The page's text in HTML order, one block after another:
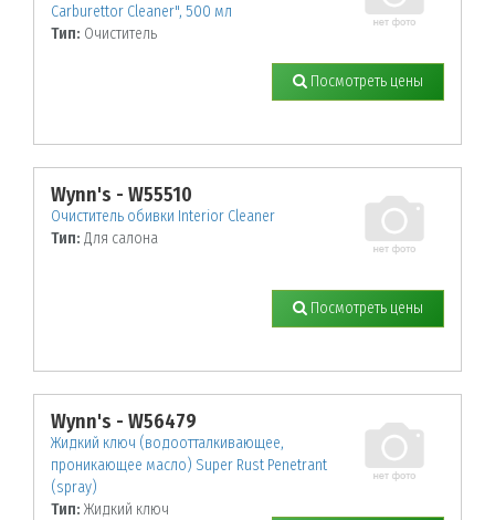
Carburettor Cleaner", 500 мл
Тип: Очиститель
Посмотреть цены
Wynn's - W55510
Очиститель обивки Interior Cleaner
Тип: Для салона
Посмотреть цены
Wynn's - W56479
Жидкий ключ (водоотталкивающее,
проникающее масло) Super Rust Penetrant
(spray)
Тип: Жидкий ключ